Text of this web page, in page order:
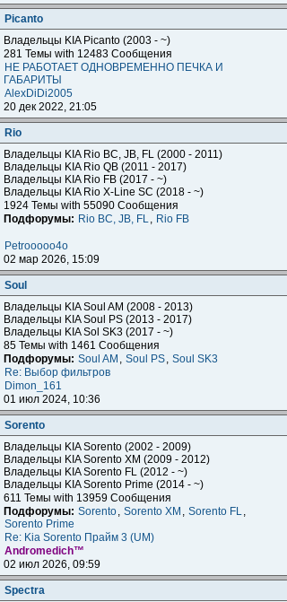
Piсanto
Владельцы KIA Piсanto (2003 - ~)
281 Темы with 12483 Сообщения
НЕ РАБОТАЕТ ОДНОВРЕМЕННО ПЕЧКА И
ГАБАРИТЫ
AlexDiDi2005
20 дек 2022, 21:05
Rio
Владельцы KIA Rio BC, JB, FL (2000 - 2011)
Владельцы KIA Rio QB (2011 - 2017)
Владельцы KIA Rio FB (2017 - ~)
Владельцы KIA Rio X-Line SC (2018 - ~)
1924 Темы with 55090 Сообщения
Подфорумы: Rio BC, JB, FL, Rio FB
Petrooooo4o
02 мар 2026, 15:09
Soul
Владельцы KIA Soul AM (2008 - 2013)
Владельцы KIA Soul PS (2013 - 2017)
Владельцы KIA Sol SK3 (2017 - ~)
85 Темы with 1461 Сообщения
Подфорумы: Soul AM , Soul PS, Soul SK3
Re: Выбор фильтров
Dimon_161
01 июл 2024, 10:36
Sorento
Владельцы KIA Sorento (2002 - 2009)
Владельцы KIA Sorento XM (2009 - 2012)
Владельцы KIA Sorento FL (2012 - ~)
Владельцы KIA Sorento Prime (2014 - ~)
611 Темы with 13959 Сообщения
Подфорумы: Sorento, Sorento XM , Sorento FL,
Sorento Prime
Re: Kia Sorento Прайм 3 (UM)
Andromedich™
02 июл 2026, 09:59
Spectra